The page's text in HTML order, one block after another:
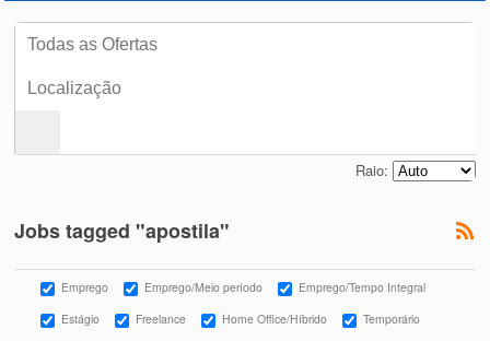
Raio:
Jobs tagged "apostila"
Emprego Emprego/Meio período
Emprego/Tempo Integral
Estágio
Freelance Home Office/Híbrido Temporário